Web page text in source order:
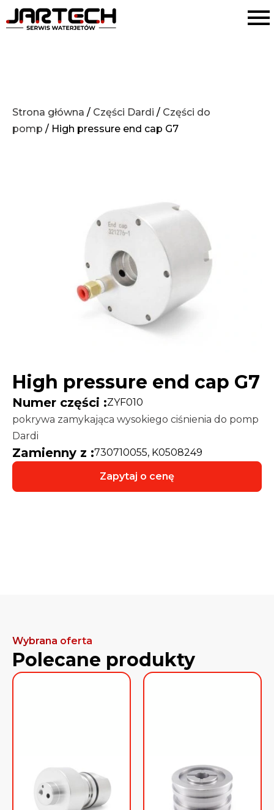
Strona główna / Części Dardi / Części do
pomp / High pressure end cap G7
High pressure end cap G7
Numer części :ZYF010
pokrywa zamykająca wysokiego ciśnienia do pomp
Dardi
Zamienny z :730710055, K0508249
Zapytaj o cenę
Wybrana oferta
Polecane produkty